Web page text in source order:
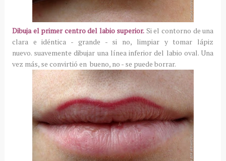
Dibuja el primer centro del labio superior. Si el contorno de una
clara e idéntica - grande - si no, limpiar y tomar lápiz
nuevo. suavemente dibujar una línea inferior del labio oval. Una
vez más, se convirtió en bueno, no - se puede borrar.